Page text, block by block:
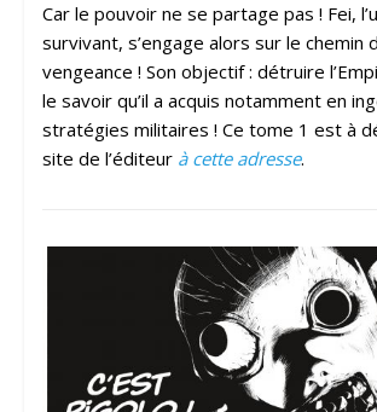
Car le pouvoir ne se partage pas ! Fei,
survivant, s’engage alors sur le chemin
vengeance ! Son objectif : détruire
le savoir qu’il a acquis notamment en
stratégies militaires ! Ce tome 1 est à
site de l’éditeur à cette adresse.